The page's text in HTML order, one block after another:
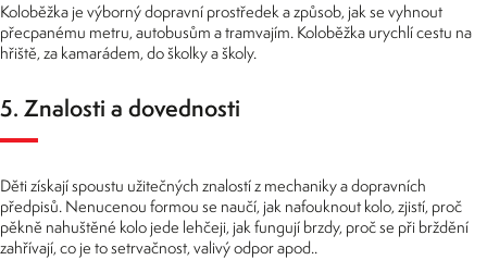
Koloběžka je výborný dopravní prostředek a způsob, jak se vyhnout
přecpanému metru, autobusům a tramvajím. Koloběžka urychlí cestu na
hřiště, za kamarádem, do školky a školy.
5. Znalosti a dovednosti
Děti získají spoustu užitečných znalostí z mechaniky a dopravních
předpisů. Nenucenou formou se naučí, jak nafouknout kolo, zjistí, proč
pěkně nahuštěné kolo jede lehčeji, jak fungují brzdy, proč se při brždění
zahřívají, co je to setrvačnost, valivý odpor apod..